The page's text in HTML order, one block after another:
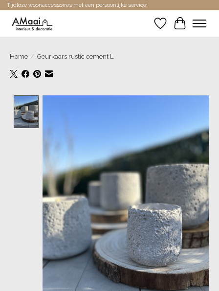
Tijdloze woonaccessoires met een persoonlijke service!
Verlanglijst
Home / Geurkaars rustic cement L